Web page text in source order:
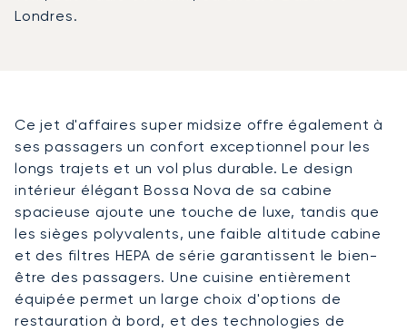
Londres.
Ce jet d'affaires super midsize offre également à
ses passagers un confort exceptionnel pour les
longs trajets et un vol plus durable. Le design
intérieur élégant Bossa Nova de sa cabine
spacieuse ajoute une touche de luxe, tandis que
les sièges polyvalents, une faible altitude cabine
et des filtres HEPA de série garantissent le bien-
être des passagers. Une cuisine entièrement
équipée permet un large choix d'options de
restauration à bord, et des technologies de